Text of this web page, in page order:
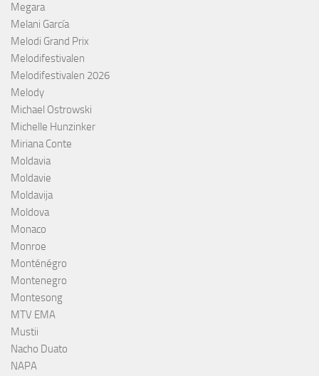
Megara
Melani García
Melodi Grand Prix
Melodifestivalen
Melodifestivalen 2026
Melody
Michael Ostrowski
Michelle Hunzinker
Miriana Conte
Moldavia
Moldavie
Moldavija
Moldova
Monaco
Monroe
Monténégro
Montenegro
Montesong
MTV EMA
Mustii
Nacho Duato
NAPA